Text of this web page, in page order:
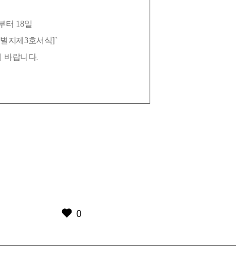
터 18일
별지제 3호서식]`
바랍니다.
0